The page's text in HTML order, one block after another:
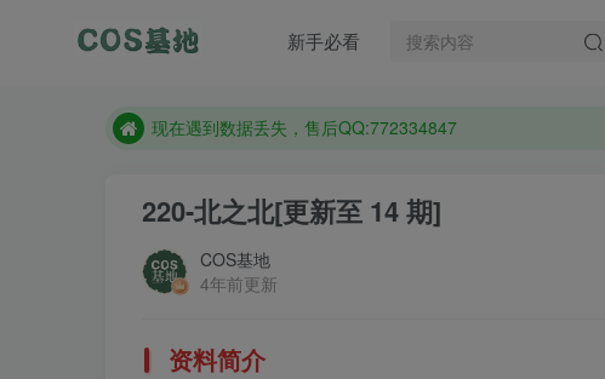
新手必看
想看那个coser作品，请在搜索框搜索
售后QQ:772334847
220-北之北[更新至 14 期]
COS基地
4年前更新
资料简介